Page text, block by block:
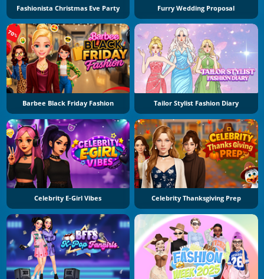
Fashionista Christmas Eve Party Furry Wedding Proposal
Barbee Black Friday Fashion Tailor Stylist Fashion Diary
Celebrity E-Girl Vibes Celebrity Thanksgiving Prep